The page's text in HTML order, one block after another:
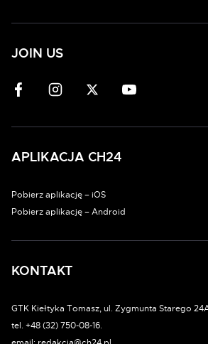
JOIN US
APLIKACJA CH24
Pobierz aplikację – iOS
Pobierz aplikację – Android
KONTAKT
GTK Kiełtyka Tomasz, ul. Zygmunta Starego
tel. +48 (32) 750-08-16.